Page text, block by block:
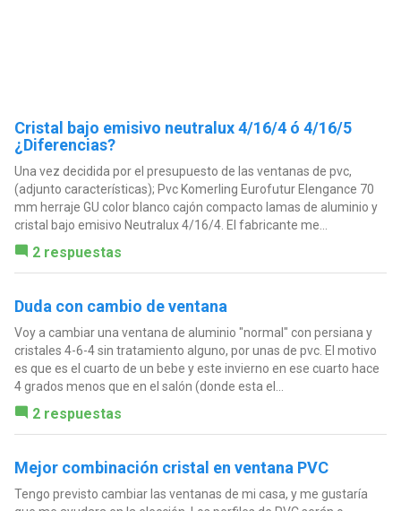
Cristal bajo emisivo neutralux 4/16/4 ó 4/16/5
¿Diferencias?
Una vez decidida por el presupuesto de las ventanas de pvc,
(adjunto características); Pvc Komerling Eurofutur Elengance 70
mm herraje GU color blanco cajón compacto lamas de aluminio y
cristal bajo emisivo Neutralux 4/16/4. El fabricante me...
2 respuestas
Duda con cambio de ventana
Voy a cambiar una ventana de aluminio "normal" con persiana y
cristales 4-6-4 sin tratamiento alguno, por unas de pvc. El motivo
es que es el cuarto de un bebe y este invierno en ese cuarto hace
4 grados menos que en el salón (donde esta el...
2 respuestas
Mejor combinación cristal en ventana PVC
Tengo previsto cambiar las ventanas de mi casa, y me gustaría